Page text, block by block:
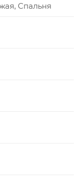
Спальня